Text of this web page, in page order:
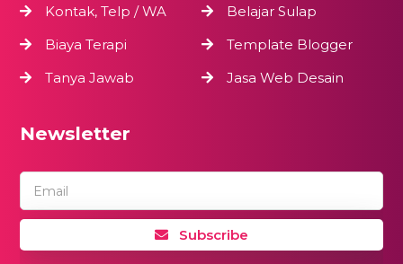
Kontak, Telp / WA
Biaya Terapi
Tanya Jawab
Belajar Sulap
Template Blogger
Jasa Web Desain
Newsletter
Email
Subscribe